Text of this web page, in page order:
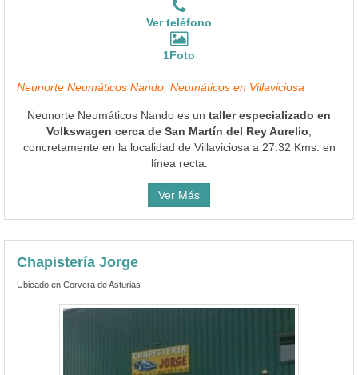
Ver teléfono
1Foto
Neunorte Neumáticos Nando, Neumáticos en Villaviciosa
Neunorte Neumáticos Nando es un taller especializado en
Volkswagen cerca de San Martín del Rey Aurelio
concretamente en la localidad de Villaviciosa a 27.32 Kms. en
línea recta.
Ver Más
Chapistería Jorge
Ubicado en Corvera de Asturias